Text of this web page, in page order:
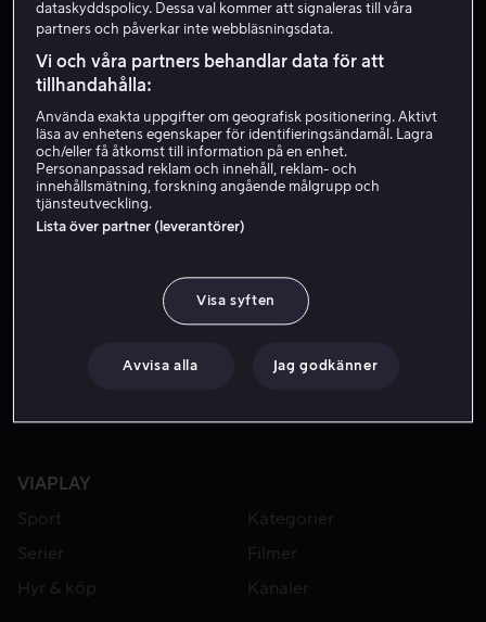
Todor Chapkanov
VIAPLAY
Sport
Kategorier
Serier
Filmer
Hyr & köp
Kanaler
dataskyddspolicy. Dessa val kommer att signaleras till våra
partners och påverkar inte webbläsningsdata.
Vi och våra partners behandlar data för att
tillhandahålla:
Använda exakta uppgifter om geografisk positionering. Aktivt
läsa av enhetens egenskaper för identifieringsändamål. Lagra
och/eller få åtkomst till information på en enhet.
Personanpassad reklam och innehåll, reklam- och
innehållsmätning, forskning angående målgrupp och
tjänsteutveckling.
Lista över partner (leverantörer)
Visa syften
Avvisa alla Jag godkänner